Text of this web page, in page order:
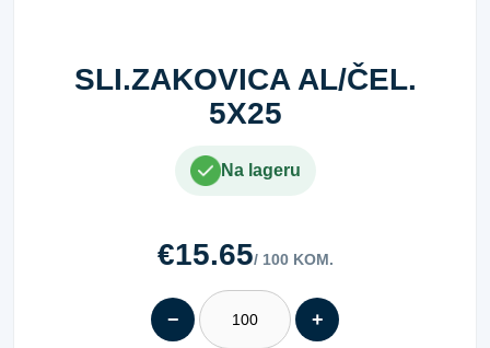
SLI.ZAKOVICA AL/ČEL.
5X25
Na lageru
€15.65/ 100 KOM.
− +